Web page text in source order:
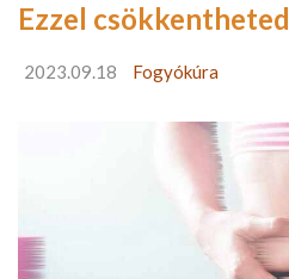
Ezzel
2023.09.18 Fogyókúra